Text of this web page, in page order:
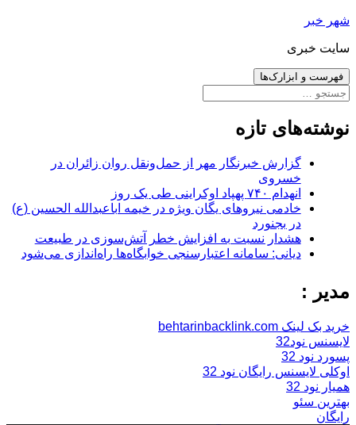
رفتن
نوشته‌ها
شهر خبر
سایت خبری
فهرست و ابزارک‌ها
جستجو
نوشته‌های تازه
گزارش خبرنگار مهر از حمل‌ونقل روان زائران در
خسروی
انهدام ۷۴۰ پهپاد اوکراینی طی یک روز
خادمی نیروهای یگان ویژه در خیمه اباعبدالله الحسین (ع)
در بجنورد
هشدار نسبت به افزایش خطر آتش‌سوزی در طبیعت
دیانی: سامانه اعتبارسنجی خوابگاه‌ها راه‌اندازی می‌شود
مدیر :
خرید بک لینک behtarinbacklink.com
لایسنس نود32
پسورد نود 32
اوکلی لایسنس رایگان نود 32
همیار نود 32
بهترین سئو
رایگان